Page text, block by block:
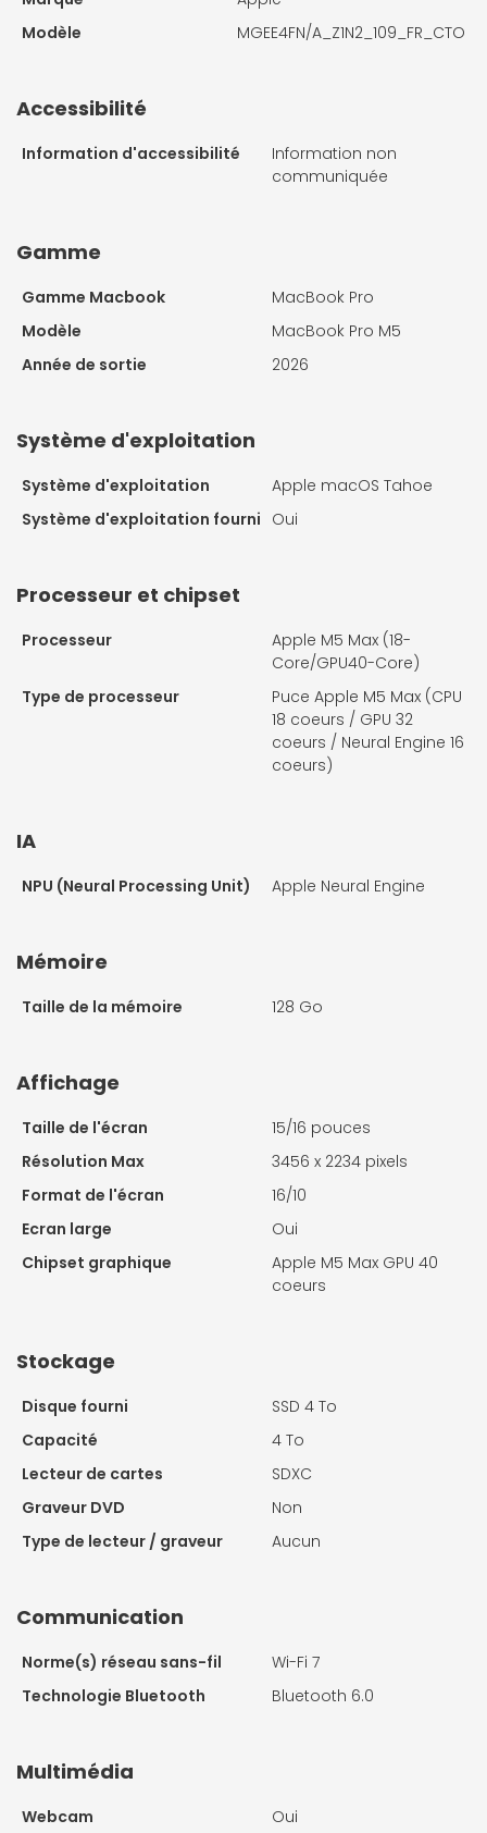
Modèle
MGEE4FN/A_Z1N2_109_FR_CTO
Accessibilité
Information d'accessibilité
Information non
communiquée
Gamme
Gamme Macbook
MacBook Pro
Modèle
MacBook Pro M5
Année de sortie
2026
Système d'exploitation
Système d'exploitation
Apple macOS Tahoe
Système d'exploitation fourni Oui
Processeur et chipset
Processeur
Apple M5 Max (18-
Core/GPU40-Core)
Type de processeur
Puce Apple M5 Max (CPU
18 coeurs / GPU 32
coeurs / Neural Engine 16
coeurs)
IA
NPU (Neural Processing Unit) Apple Neural Engine
Mémoire
Taille de la mémoire 128 Go
Affichage
Taille de l'écran
15/16 pouces
Résolution Max
3456 x 2234 pixels
Format de l'écran
16/10
Ecran large
Oui
Chipset graphique
Apple M5 Max GPU 40
coeurs
Stockage
Disque fourni
SSD 4 To
Capacité
4 To
Lecteur de cartes
SDXC
Graveur DVD
Non
Type de lecteur / graveur
Aucun
Communication
Norme(s) réseau sans-fil
Wi-Fi 7
Technologie Bluetooth
Bluetooth 6.0
Multimédia
Webcam
Oui